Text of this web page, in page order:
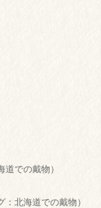
での戴物）
北海道での戴物）